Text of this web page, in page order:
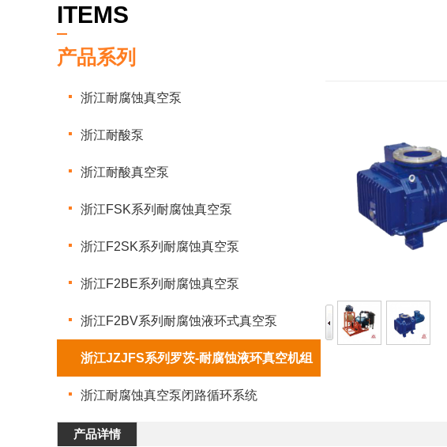
ITEMS
产品系列
浙江耐腐蚀真空泵
浙江耐酸泵
浙江耐酸真空泵
浙江FSK系列耐腐蚀真空泵
浙江F2SK系列耐腐蚀真空泵
浙江F2BE系列耐腐蚀真空泵
浙江F2BV系列耐腐蚀液环式真空泵
浙江JZJFS系列罗茨-耐腐蚀液环真空机组
浙江耐腐蚀真空泵闭路循环系统
产品详情